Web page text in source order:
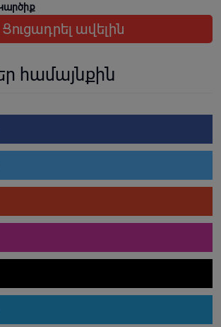
Ցուցադրել ավելին
համայնքին